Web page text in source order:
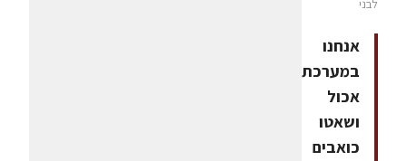
לבני
אנחנו
במערכת
אכול
ושאטו
כואבים